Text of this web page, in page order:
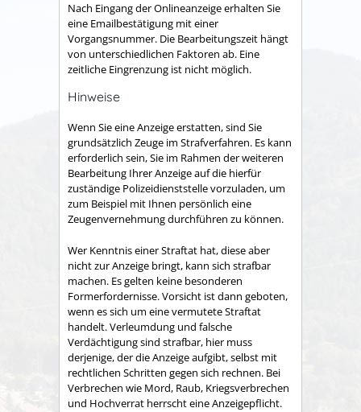
Nach Eingang der Onlineanzeige erhalten Sie
eine Emailbestätigung mit einer
Vorgangsnummer. Die Bearbeitungszeit hängt
von unterschiedlichen Faktoren ab. Eine
zeitliche Eingrenzung ist nicht möglich.
Hinweise
Wenn Sie eine Anzeige erstatten, sind Sie
grundsätzlich Zeuge im Strafverfahren. Es kann
erforderlich sein, Sie im Rahmen der weiteren
Bearbeitung Ihrer Anzeige auf die hierfür
zuständige Polizeidienststelle vorzuladen, um
zum Beispiel mit Ihnen persönlich eine
Zeugenvernehmung durchführen zu können.
Wer Kenntnis einer Straftat hat, diese aber
nicht zur Anzeige bringt, kann sich strafbar
machen. Es gelten keine besonderen
Formerfordernisse. Vorsicht ist dann geboten,
wenn es sich um eine vermutete Straftat
handelt. Verleumdung und falsche
Verdächtigung sind strafbar, hier muss
derjenige, der die Anzeige aufgibt, selbst mit
rechtlichen Schritten gegen sich rechnen. Bei
Verbrechen wie Mord, Raub, Kriegsverbrechen
und Hochverrat herrscht eine Anzeigepflicht.